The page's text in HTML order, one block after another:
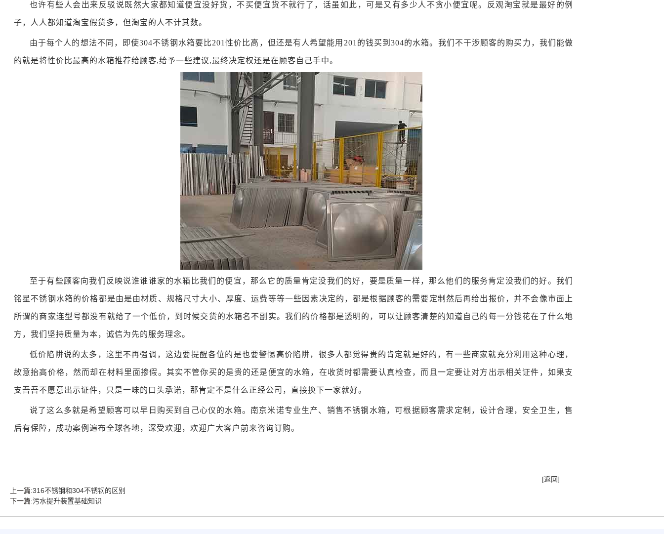
也许有些人会出来反驳说既然大家都知道便宜没好货，不买便宜货不就行了，话虽如此，可是又有多少人不贪小便宜呢。反观淘宝就是最好的例
子，人人都知道淘宝假货多，但淘宝的人不计其数。
由于每个人的想法不同，即使304不锈钢水箱要比201性价比高，但还是有人希望能用 201 的钱买到304的水箱。我们不干涉顾客的购买力，我们能做
的就是将性价比最高的水箱推荐给顾客,给予一些建议,最终决定权还是在顾客自己手中。
至于有些顾客向我们反映说谁谁谁家的水箱比我们的便宜，那么它的质量肯定没我们的好，要是质量一样，那么他们的服务肯定没我们的好。我们
铭星不锈钢水箱的价格都是由是由材质、规格尺寸大小、厚度、运费等等一些因素决定的，都是根据顾客的需要定制然后再给出报价，并不会像市面上
所谓的商家连型号都没有就给了一个低价，到时候交货的水箱名不副实。我们的价格都是透明的，可以让顾客清楚的知道自己的每一分钱花在了什么地
方，我们坚持质量为本，诚信为先的服务理念。
低价陷阱说的太多，这里不再强调，这边要提醒各位的是也要警惕高价陷阱，很多人都觉得贵的肯定就是好的，有一些商家就充分利用这种心理，
故意抬高价格，然而却在材料里面掺假。其实不管你买的是贵的还是便宜的水箱，在收货时都需要认真检查，而且一定要让对方出示相关证件，如果支
支吾吾不愿意出示证件，只是一味的口头承诺，那肯定不是什么正经公司，直接换下一家就好。
说了这么多就是希望顾客可以早日购买到自己心仪的水箱。 南京米诺专业生产、销售不锈钢水箱，可根据顾客需求定制，设计合理，安全卫生，售
后有保障，成功案例遍布全球各地，深受欢迎，欢迎广大客户前来咨询订购。
[返回]
上一篇:316不锈钢和304不锈钢的区别
下一篇:污水提升装置基础知识